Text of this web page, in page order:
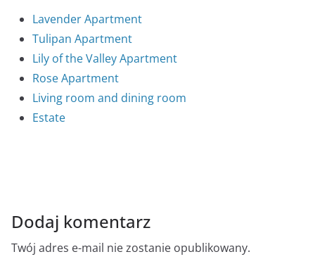
Lavender Apartment
Tulipan Apartment
Lily of the Valley Apartment
Rose Apartment
Living room and dining room
Estate
Dodaj komentarz
Twój adres e-mail nie zostanie opublikowany.